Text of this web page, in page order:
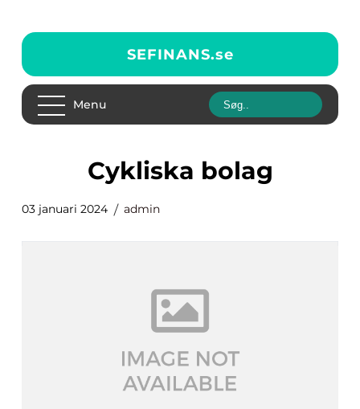
SEFINANS.se
Menu
cykliska bolag
03 januari 2024 admin